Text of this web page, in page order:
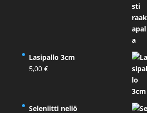
Lasipallo 3cm
5,00 €
Seleniitti neliö